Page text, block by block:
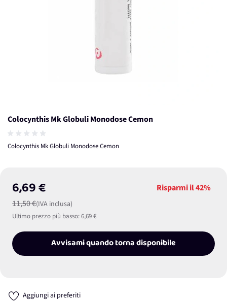
Colocynthis Mk Globuli Monodose Cemon
Colocynthis Mk Globuli Monodose Cemon
6,69 €
11,50 €(IVA inclusa)
Risparmi il42%
Ultimo prezzo più basso:6,69 €
Avvisami quando torna disponibile
Aggiungi ai preferiti